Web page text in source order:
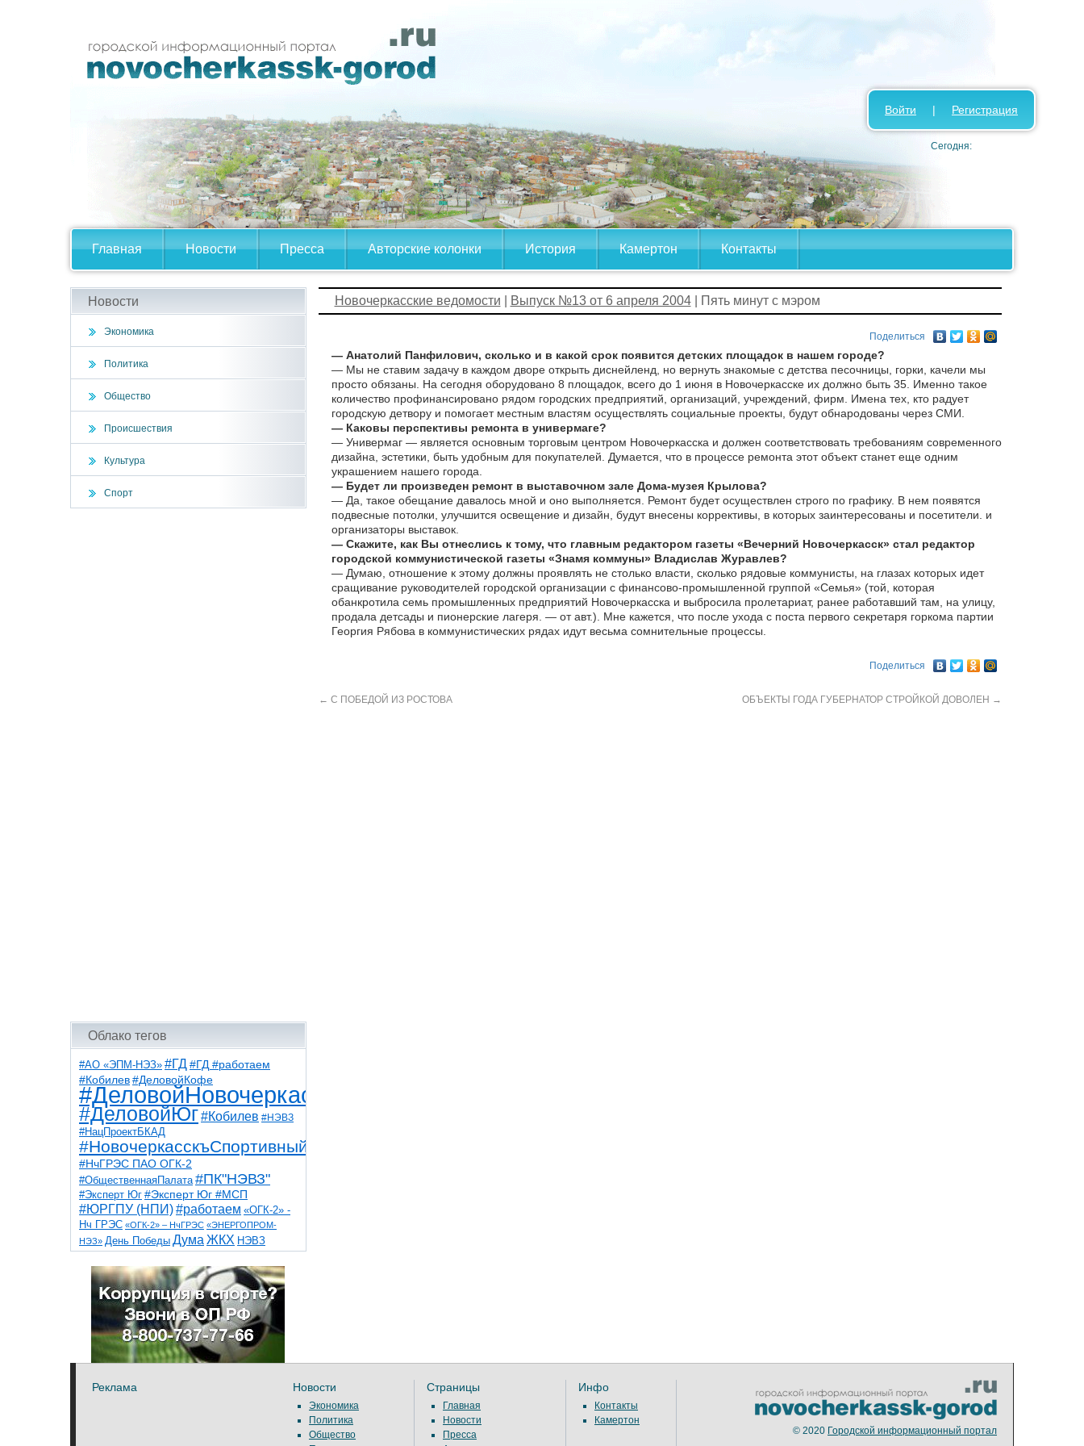
Главная Новости Пресса Авторские колонки История Камертон Контакты
Войти | Регистрация
Сегодня:
Новости
Экономика
Политика
Общество
Происшествия
Культура
Спорт
Облако тегов
#АО «ЭПМ-НЭЗ» #ГД #ГД #работаем
#Кобилев #ДеловойКофе
#ДеловойНовочеркасск
#ДеловойЮг#Кобилев #НЭВЗ
#НацПроектБКАД
#НовочеркасскъСпортивный
#НчГРЭС ПАО ОГК-2
#ОбщественнаяПалата #ПК"НЭВЗ"
#Эксперт Юг #Эксперт Юг #МСП
#ЮРГПУ (НПИ)#работаем «ОГК-2» -
Нч ГРЭС «ОГК-2» – НчГРЭС «ЭНЕРГОПРОМ-
НЭЗ» День Победы Дума ЖКХ НЭВЗ
НчГРЭС ТНТ
благоустройствоветераны выборы
детидороги казаки коррупция космос
общественная палата парк пожар роща
спорт театр транспорт художники
Новочеркасские ведомости Выпуск №13 от 6 апреля 2004| Пять минут с мэром
Поделиться
— Анатолий Панфилович, сколько и в какой срок появится детских площадок в нашем городе?
— Мы не ставим задачу в каждом дворе открыть диснейленд, но вернуть знакомые с детства песочницы, горки, качели мы
просто обязаны. На сегодня оборудовано 8 площадок, всего до 1 июня в Новочеркасске их должно быть 35. Именно такое
количество профинансировано рядом городских предприятий, организаций, учреждений, фирм. Имена тех, кто радует
городскую детвору и помогает местным властям осуществлять социальные проекты, будут обнародованы через СМИ.
— Каковы перспективы ремонта в универмаге?
— Универмаг — является основным торговым центром Новочеркасска и должен соответствовать требованиям современного
дизайна, эстетики, быть удобным для покупателей. Думается, что в процессе ремонта этот объект станет еще одним
украшением нашего города.
— Будет ли произведен ремонт в выставочном зале Дома-музея Крылова?
— Да, такое обещание давалось мной и оно выполняется. Ремонт будет осуществлен строго по графику. В нем появятся
подвесные потолки, улучшится освещение и дизайн, будут внесены коррективы, в которых заинтересованы и посетители. и
организаторы выставок.
— Скажите, как Вы отнеслись к тому, что главным редактором газеты «Вечерний Новочеркасск» стал редактор
городской коммунистической газеты «Знамя коммуны» Владислав Журавлев?
— Думаю, отношение к этому должны проявлять не столько власти, сколько рядовые коммунисты, на глазах которых идет
сращивание руководителей городской организации с финансово-промышленной группой «Семья» (той, которая
обанкротила семь промышленных предприятий Новочеркасска и выбросила пролетариат, ранее работавший там, на улицу,
продала детсады и пионерские лагеря. — от авт.). Мне кажется, что после ухода с поста первого секретаря горкома партии
Георгия Рябова в коммунистических рядах идут весьма сомнительные процессы.
Поделиться
← С ПОБЕДОЙ ИЗ РОСТОВА ОБЪЕКТЫ ГОДА ГУБЕРНАТОР СТРОЙКОЙ ДОВОЛЕН →
Реклама Новости
Экономика
Политика
Общество
Страницы
Главная
Новости
Пресса
Инфо
Контакты
Камертон
© 2020 Городской информационный портал